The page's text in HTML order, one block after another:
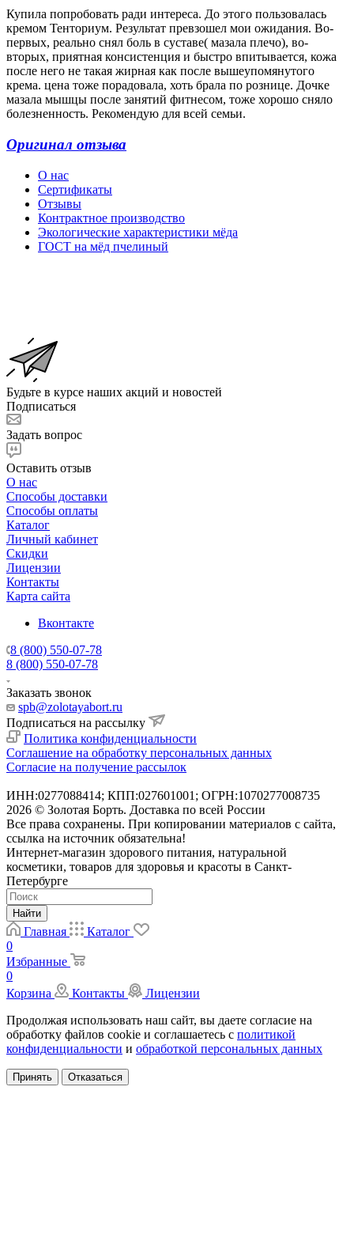
Купила попробовать ради интереса. До этого пользовалась
кремом Тенториум. Результат превзошел мои ожидания. Во-
первых, реально снял боль в суставе( мазала плечо), во-
вторых, приятная консистенция и быстро впитывается, кожа
после него не такая жирная как после вышеупомянутого
крема. цена тоже порадовала, хоть брала по рознице. Дочке
мазала мышцы после занятий фитнесом, тоже хорошо сняло
болезненность. Рекомендую для всей семьи.
Оригинал отзыва
О нас
Сертификаты
Отзывы
Контрактное производство
Экологические характеристики мёда
ГОСТ на мёд пчелиный
Будьте в курсе наших акций и новостей
Подписаться
Задать вопрос
Оставить отзыв
О нас
Способы доставки
Способы оплаты
Каталог
Личный кабинет
Скидки
Лицензии
Контакты
Карта сайта
Вконтакте
8 (800) 550-07-78
8 (800) 550-07-78
Заказать звонок
spb@zolotayabort.ru
Подписаться на рассылку
Политика конфиденциальности
Соглашение на обработку персональных данных
Согласие на получение рассылок
ИНН:0277088414; КПП:027601001; ОГРН:1070277008735
2026 © Золотая Борть. Доставка по всей России
Все права сохранены. При копировании материалов с сайта,
ссылка на источник обязательна!
Интернет-магазин здорового питания, натуральной
косметики, товаров для здоровья и красоты в Санкт-
Петербурге
Найти
Главная
Каталог
0
Избранные
0
Корзина
Контакты
Лицензии
Продолжая использовать наш сайт, вы даете согласие на
обработку файлов cookie и соглашаетесь с политикой
конфиденциальности и обработкой персональных данных
Принять Отказаться